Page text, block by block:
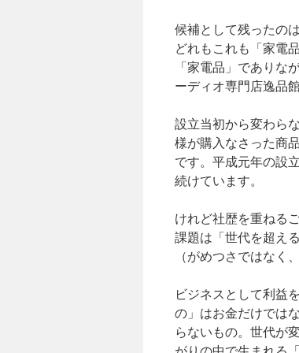
候補として残ったの
どれもこれも「家電
「家電品」でありな
ーディオ専門店逸品
設立当初から変わら
様が購入なさった商
です。平成元年の設
続けています。
けれど社歴を重ねる
課題は「世代を超え
（がめつさではなく
ビジネスとして利益
の」はお金だけでは
らないもの。世代が